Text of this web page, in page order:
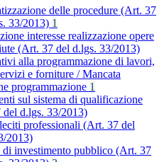
delle procedure (Art. 37
33/2013) 1
interesse realizzazione opere
(Art. 37 del d.lgs. 33/2013)
alla programmazione di lavori,
e forniture / Mancata
programmazione 1
sul sistema di qualificazione
d.lgs. 33/2013)
professionali (Art. 37 del
2013)
di investimento pubblico (Art. 37